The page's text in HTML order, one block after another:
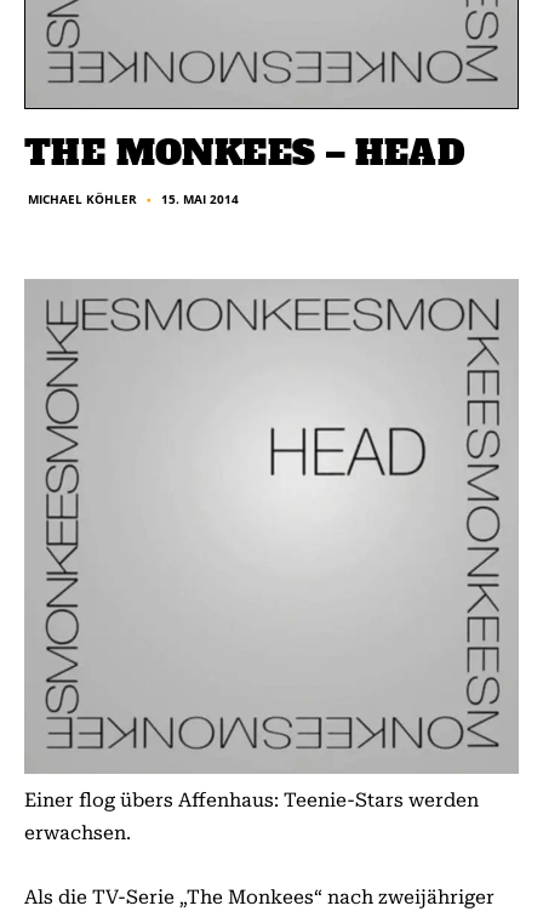
THE MONKEES – HEAD
MICHAEL KÖHLER ■ 15. MAI 2014
Einer flog übers Affenhaus: Teenie-Stars werden
erwachsen.
Als die TV-Serie „The Monkees“ nach zweijähriger